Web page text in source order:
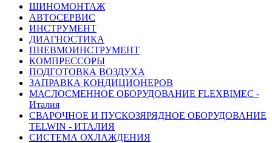
ШИНОМОНТАЖ
АВТОСЕРВИС
ИНСТРУМЕНТ
ДИАГНОСТИКА
ПНЕВМОИНСТРУМЕНТ
КОМПРЕССОРЫ
ПОДГОТОВКА ВОЗДУХА
ЗАПРАВКА КОНДИЦИОНЕРОВ
МАСЛОСМЕННОЕ ОБОРУДОВАНИЕ FLEXBIMEC -
Италия
СВАРОЧНОЕ И ПУСКОЗЯРЯДНОЕ ОБОРУДОВАНИЕ
TELWIN - ИТАЛИЯ
СИСТЕМА ОХЛАЖДЕНИЯ